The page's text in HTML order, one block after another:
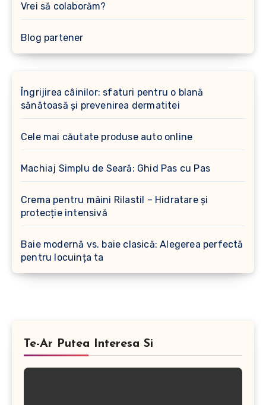
Vrei să colaborăm?
Blog partener
Îngrijirea câinilor: sfaturi pentru o blană
sănătoasă și prevenirea dermatitei
Cele mai căutate produse auto online
Machiaj Simplu de Seară: Ghid Pas cu Pas
Crema pentru mâini Rilastil – Hidratare și
protecție intensivă
Baie modernă vs. baie clasică: Alegerea perfectă
pentru locuința ta
Te-Ar Putea Interesa Si